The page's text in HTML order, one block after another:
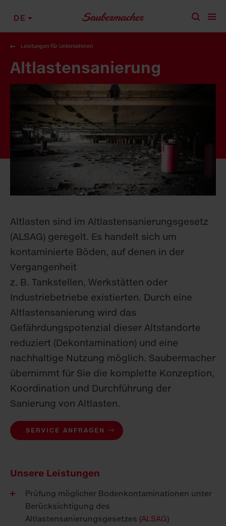
DE
Leistungen für Unternehmen
Altlasten­sanierung
Altlasten sind im Altlastensanierungsgesetz
(ALSAG) geregelt. Es handelt sich um
kontaminierte Böden, auf denen in der
Vergangenheit
z. B. Tankstellen, Werkstätten oder
Industriebetriebe existierten. Durch eine
Altlastensanierung wird das
Gefährdungspotenzial dieser Altstandorte
reduziert (Dekontamination) und eine
nachhaltige Nutzung möglich. Saubermacher
übernimmt für Sie die komplette Konzeption,
Koordination und Durchführung der
Sanierung von Altlasten.
SERVICE ANFRAGEN
Unsere Leistungen
Prüfung möglicher Bodenkontaminationen unter
Berücksichtigung des
Altlastensanierungsgesetzes (ALSAG)